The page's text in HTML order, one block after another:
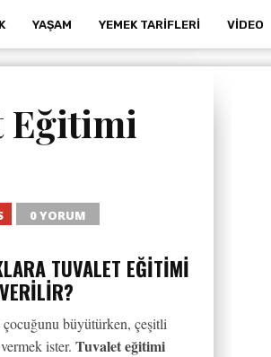
YAŞAM YEMEK TARIFLERI VIDEO
Eğitimi
0 YORUM
TUVALET EĞITIMI
büyütürken, çeşitli
ister. Tuvalet eğitimi